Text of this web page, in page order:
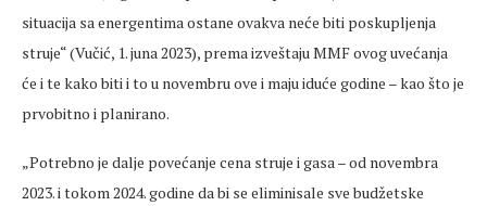
situacija sa energentima ostane ovakva neće biti poskupljenja
struje“ (Vučić, 1. juna 2023), prema izveštaju MMF ovog uvećanja
će i te kako biti i to u novembru ove i maju iduće godine – kao što je
prvobitno i planirano.
„Potrebno je dalje povećanje cena struje i gasa – od novembra
2023. i tokom 2024. godine da bi se eliminisale sve budžetske